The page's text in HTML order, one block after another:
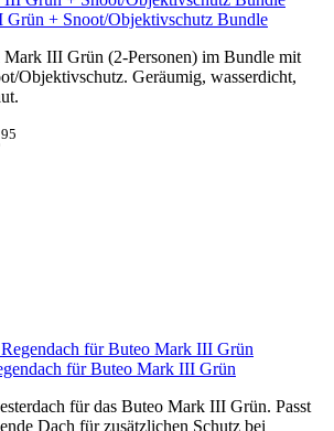
+ Snoot/Objektivschutz Bundle
III Grün (2-Personen) im Bundle mit
Objektivschutz. Geräumig, wasserdicht,
95
für Buteo Mark III Grün
für das Buteo Mark III Grün. Passt
Dach für zusätzlichen Schutz bei